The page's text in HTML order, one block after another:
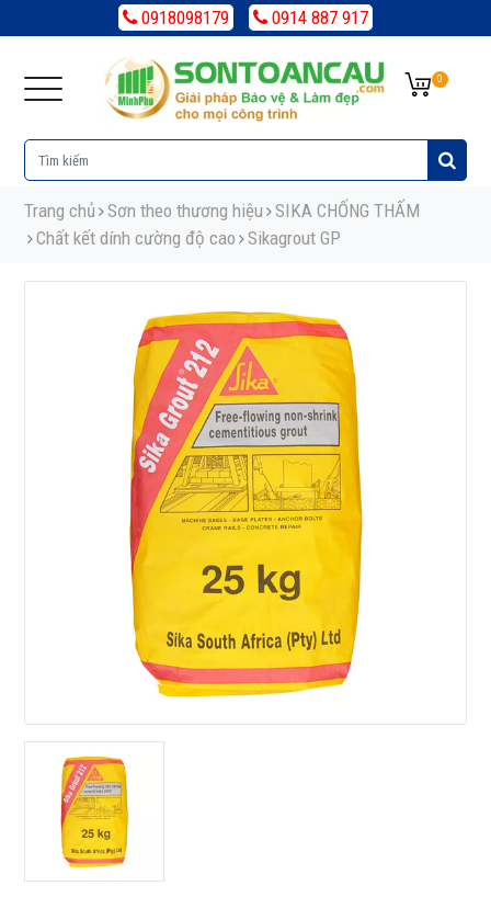
0918098179 0914 887 917
0
Trang chủ Sơn theo thương hiệu SIKA CHỐNG THẤM
Chất kết dính cường độ cao Sikagrout GP